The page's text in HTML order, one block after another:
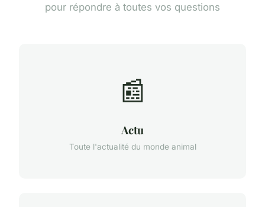
pour répondre à toutes vos questions
📰
Actu
Toute l'actualité du monde animal